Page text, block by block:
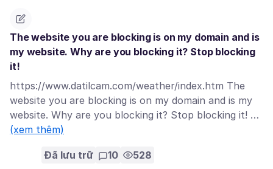
The website you are blocking is on my domain and is
my website. Why are you blocking it? Stop blocking
it!
https://www.datilcam.com/weather/index.htm The
website you are blocking is on my domain and is my
website. Why are you blocking it? Stop blocking it! …
(xem thêm)
Đã lưu trữ 10 528